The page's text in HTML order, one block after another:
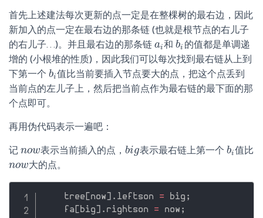
首先上述建法每次更新的点一定是在整棵树的最右边，因此
新加入的点一定在最右边的那条链 (也就是根节点的右儿子
的右儿子…)。并且最右边的那条链 ai
ai 和bi
bi 的值都是单调递
增的 (小根堆的性质)，因此我们可以每次找到最右链从上到
下第一个 bi
bi值比当前要插入节点要大的点，把这个点丢到
当前点的左儿子上，然后把当前点作为最右链的最下面的那
个点即可。
再用伪代码表示一遍吧：
记 now
now表示当前插入的点， big
big表示最右链上第一个 bi
bi值比
now
now大的点。
    tree
[now] . leftson = big ;
    fa
[big] . rightson = now ;